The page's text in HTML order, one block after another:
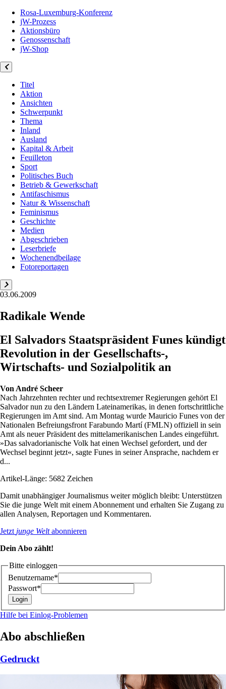
Rosa-Luxemburg-Konferenz
jW-Prozess
Aktionsbüro
Genossenschaft
jW-Shop
Titel
Aktion
Ansichten
Schwerpunkt
Thema
Inland
Ausland
Kapital & Arbeit
Feuilleton
Sport
Politisches Buch
Betrieb & Gewerkschaft
Antifaschismus
Natur & Wissenschaft
Feminismus
Geschichte
Medien
Abgeschrieben
Leserbriefe
Wochenendbeilage
Fotoreportagen
03.06.2009
Radikale Wende
El Salvadors Staatspräsident Funes kündigt
Revolution in der Gesellschafts-,
Wirtschafts- und Sozialpolitik an
Von André Scheer
Nach Jahrzehnten rechter und rechtsextremer Regierungen gehört El
Salvador nun zu den Ländern Lateinamerikas, in denen fortschrittliche
Regierungen im Amt sind. Am Montag wurde Mauricio Funes von der
Nationalen Befreiungsfront Farabundo Martí (FMLN) offiziell in sein
Amt als neuer Präsident des mittelamerikanischen Landes eingeführt.
»Das salvadorianische Volk hat einen Wechsel gefordert, und der
Wechsel beginnt jetzt«, sagte Funes in seiner Ansprache, nachdem er
d...
Artikel-Länge: 5682 Zeichen
Damit unabhängiger Journalismus weiter möglich bleibt: Unterstützen
Sie die junge Welt mit einem Abonnement und erhalten Sie Zugang zu
allen Analysen, Reportagen und Kommentaren.
Jetzt junge Weltabonnieren
Dein Abo zählt!
Bitte einloggen
Benutzername*
Passwort*
Hilfe bei Einlog-Problemen
Abo abschließen
Gedruckt